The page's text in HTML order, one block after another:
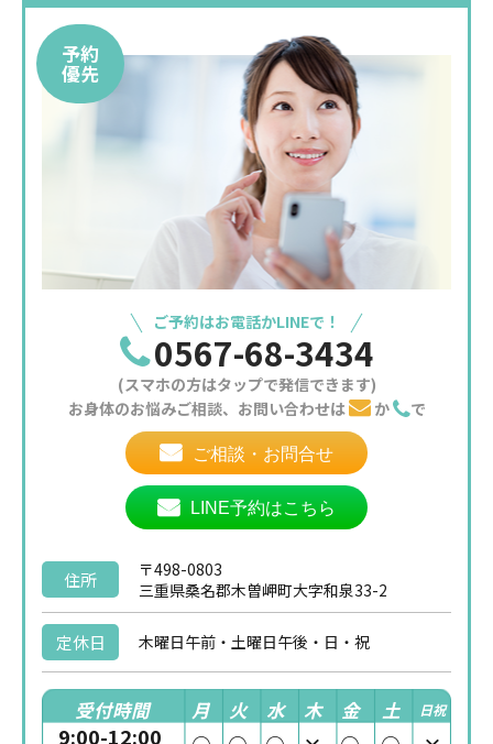
予約
優先
ご予約はお電話かLINEで！
0567-68-3434
(スマホの方はタップで発信できます)
お身体のお悩みご相談、お問い合わせは
か で
ご相談・お問合せ
LINE予約はこちら
住所
〒498-0803
三重県桑名郡木曽岬町大字和泉33-2
定休日 木曜日午前・土曜日午後・日・祝
受付時間 月 火 水 木 金 土 日祝
9:00-12:00